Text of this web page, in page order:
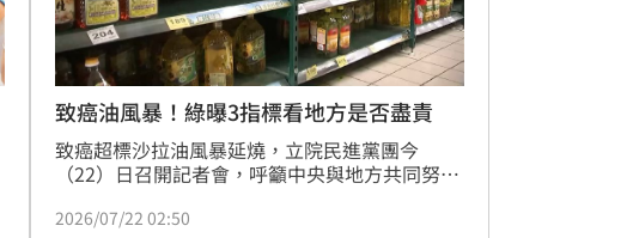
致癌油風暴！綠曝3指標看地方是否盡責
致癌超標沙拉油風暴延燒，立院民進黨團今
（22）日召開記者會，呼籲中央與地方共同努力
了讓業者清楚「中央跟地方是一體的，沒有辦法
2026/07/22 02:50